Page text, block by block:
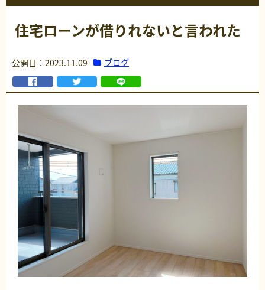
住宅ローンが借りれないと言われた
公開日：2023.11.09 ブログ